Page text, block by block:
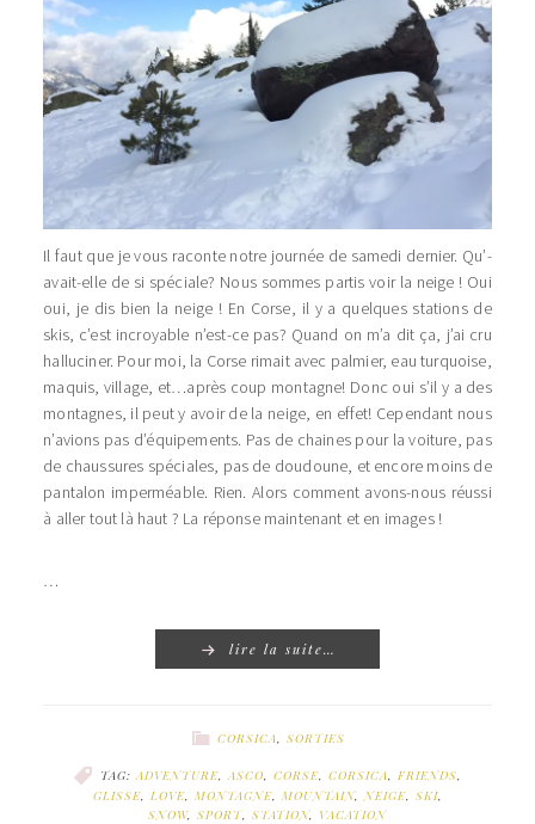
Il faut que je vous raconte notre journée de samedi dernier. Qu’-
avait-elle de si spéciale? Nous sommes partis voir la neige ! Oui
oui, je dis bien la neige ! En Corse, il y a quelques stations de
skis, c’est incroyable n’est-ce pas? Quand on m’a dit ça, j’ai cru
halluciner. Pour moi, la Corse rimait avec palmier, eau turquoise,
maquis, village, et…après coup montagne! Donc oui s’il y a des
montagnes, il peut y avoir de la neige, en effet! Cependant nous
n’avions pas d’équipements. Pas de chaines pour la voiture, pas
de chaussures spéciales, pas de doudoune, et encore moins de
pantalon imperméable. Rien. Alors comment avons-nous réussi
à aller tout là haut ? La réponse maintenant et en images !
…
lire la suite…
CORSICA, SORTIES
TAG:ADVENTURE,ASCO, CORSE, CORSICA, FRIENDS,
GLISSE, LOVE, MONTAGNE, MOUNTAIN,NEIGE, SKI,
SNOW, SPORT, STATION, VACATION